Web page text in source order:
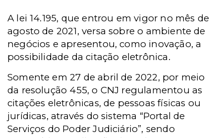
A lei 14.195, que entrou em vigor no mês de
agosto de 2021, versa sobre o ambiente de
negócios e apresentou, como inovação, a
possibilidade da citação eletrônica.
Somente em 27 de abril de 2022, por meio
da resolução 455, o CNJ regulamentou as
citações eletrônicas, de pessoas físicas ou
jurídicas, através do sistema “Portal de
Serviços do Poder Judiciário”, sendo